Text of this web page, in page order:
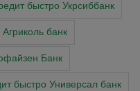
быстро Укрсиббанк
банк
Банк
быстро Универсал банк